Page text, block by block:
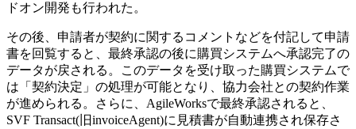
ドオン開発も行われた。
その後、申請者が契約に関するコメントなどを付記して申請
書を回覧すると、最終承認の後に購買システムへ承認完了の
データが戻される。このデータを受け取った購買システムで
は「契約決定」の処理が可能となり、協力会社との契約作業
が進められる。さらに、AgileWorksで最終承認されると、
SVF Transact(旧invoiceAgent)に見積書が自動連携され保存さ